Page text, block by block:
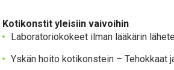
Kotikonstit yleisiin vaivoihin
Laboratoriokokeet ilman lääkärin
Yskän hoito kotikonstein – Tehokkaat